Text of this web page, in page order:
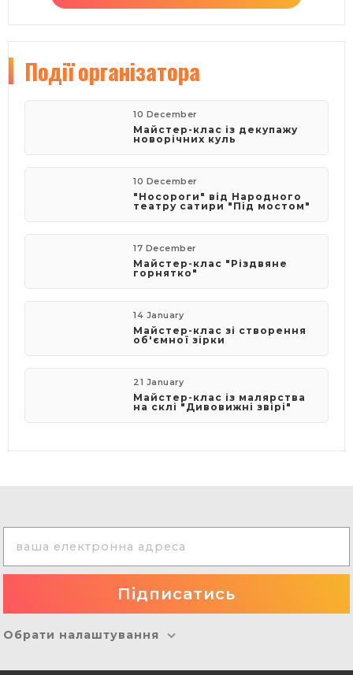
Подіїорганізатора
10 December
Майстер-клас із декупажу
новорічних куль
10 December
"Носороги" від Народного
театру сатири "Під мостом"
17 December
Майстер-клас "Різдвяне
горнятко"
14 January
Майстер-клас зі створення
об'ємної зірки
21 January
Майстер-клас із малярства
на склі "Дивовижні звірі"
Обрати налаштування